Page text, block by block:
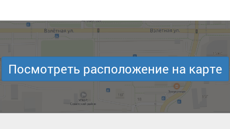
Посмотреть расположение на карте